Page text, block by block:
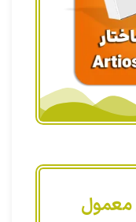
معمول